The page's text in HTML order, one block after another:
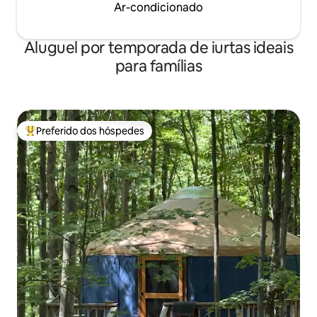
Ar-condicionado
Aluguel por temporada de iurtas ideais
para famílias
Entre os melhores preferidos dos hóspedes
Preferido dos hóspedes